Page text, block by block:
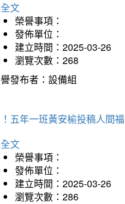
文
榮譽事項：
發佈單位：
建立時間：2025-03-26
瀏覽次數：268
發布者：設備組
五年一班黃安榆投稿人間
文
榮譽事項：
發佈單位：
建立時間：2025-03-26
瀏覽次數：286